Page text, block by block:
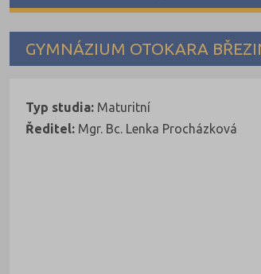
GYMNÁZIUM OTOKARA
Typ studia: Maturitní
Ředitel: Mgr. Bc. Lenka Procházková